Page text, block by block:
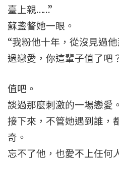
臺上親……”
蘇盞瞥她一眼。
“我粉他十年，從沒見過
過戀愛，你這輩子值了吧
值吧。
談過那麼刺激的一場戀愛。
接下來，不管她遇到誰，
奇。
忘不了他，也愛不上任何